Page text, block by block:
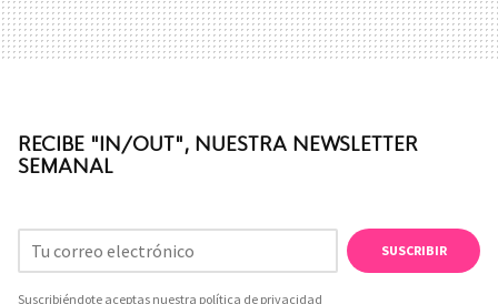
RECIBE "IN/OUT", NUESTRA NEWSLETTER
SEMANAL
SUSCRIBIR
Suscribiéndote aceptas nuestra política de privacidad